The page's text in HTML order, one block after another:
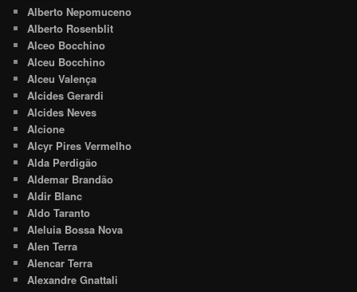
Alberto Nepomuceno
Alberto Rosenblit
Alceo Bocchino
Alceu Bocchino
Alceu Valença
Alcides Gerardi
Alcides Neves
Alcione
Alcyr Pires Vermelho
Alda Perdigão
Aldemar Brandão
Aldir Blanc
Aldo Taranto
Aleluia Bossa Nova
Alen Terra
Alencar Terra
Alexandre Gnattali